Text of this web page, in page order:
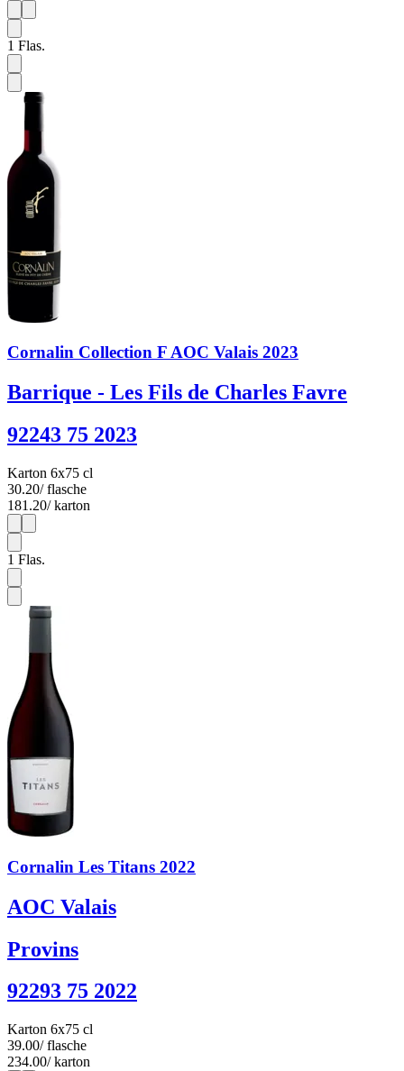
1
1 Flas.
Cornalin Collection F AOC Valais 2023
Barrique - Les Fils de Charles Favre
92243 75 2023
Karton 6x75 cl
30.20/ flasche
181.20/ karton
1
1 Flas.
Cornalin Les Titans 2022
AOC Valais
Provins
92293 75 2022
Karton 6x75 cl
39.00/ flasche
234.00/ karton